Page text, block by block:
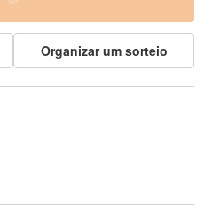
Organizar um sorteio